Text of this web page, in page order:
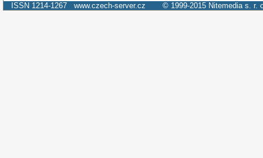
ISSN 1214-1267 www.czech-server.cz © 1999-2015 Nitemedia s. r.